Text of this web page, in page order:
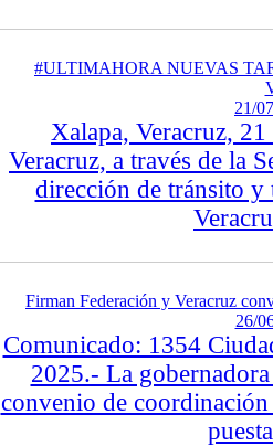
#ULTIMAHORA NUEVAS
21/
Xalapa, Veracruz,
Veracruz, a través de la
dirección de tránsito y
Firman Federación y Veracruz
26/
Comunicado: 1354
2025.- La
convenio de